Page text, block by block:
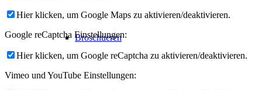
Broschueren
Hier klicken, um Google Maps zu aktivieren/deaktivieren.
Google reCaptcha Einstellungen:
Hier klicken, um Google reCaptcha zu aktivieren/deaktivieren.
Vimeo und YouTube Einstellungen: